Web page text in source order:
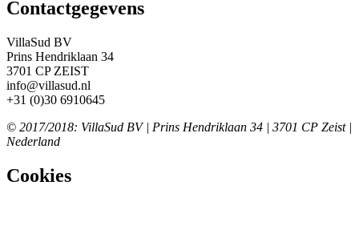
Contactgegevens
VillaSud BV
Prins Hendriklaan 34
3701 CP ZEIST
info@villasud.nl
+31 (0)30 6910645
© 2017/2018: VillaSud BV | Prins Hendriklaan 34 | 3701 CP Zeist |
Nederland
Cookies